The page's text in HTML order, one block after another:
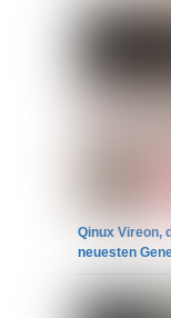
Qinux Vireon,
neuesten